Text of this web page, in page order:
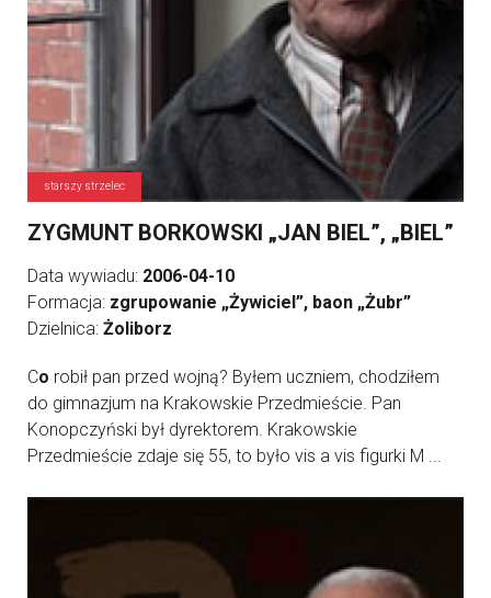
starszy strzelec
ZYGMUNT BORKOWSKI „JAN BIEL”, „BIEL”
Data wywiadu: 2006-04-10
Formacja: zgrupowanie „Żywiciel”, baon „Żubr”
Dzielnica: Żoliborz
Co robił pan przed wojną? Byłem uczniem, chodziłem
do gimnazjum na Krakowskie Przedmieście. Pan
Konopczyński był dyrektorem. Krakowskie
Przedmieście zdaje się 55, to było vis a vis figurki M ...